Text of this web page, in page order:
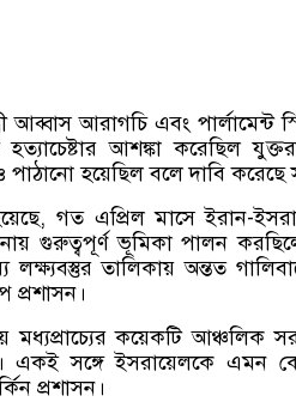
আব্বাস আরাগচি এবং
হত্যাচেষ্টার আশঙ্কা করেছিল
পাঠানো হয়েছিল বলে দাবি করেছে
গত এপ্রিল মাসে ইরান-
গুরুত্বপূর্ণ ভূমিকা পালন
লক্ষ্যবস্তুর তালিকায় অন্তত
প্রশাসন।
মধ্যপ্রাচ্যের কয়েকটি আঞ্চলিক
একই সঙ্গে ইসরায়েলকে এমন
প্রশাসন।